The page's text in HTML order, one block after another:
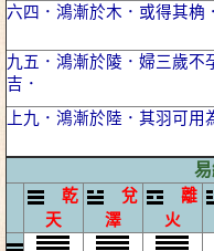
六四．鴻漸於木．或得其桷
九五．鴻漸於陵．婦三歲不
吉．
上九．鴻漸於陸．其羽可用
乾
天
兌
澤
離
火